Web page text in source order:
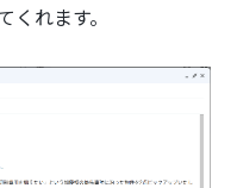
れます。